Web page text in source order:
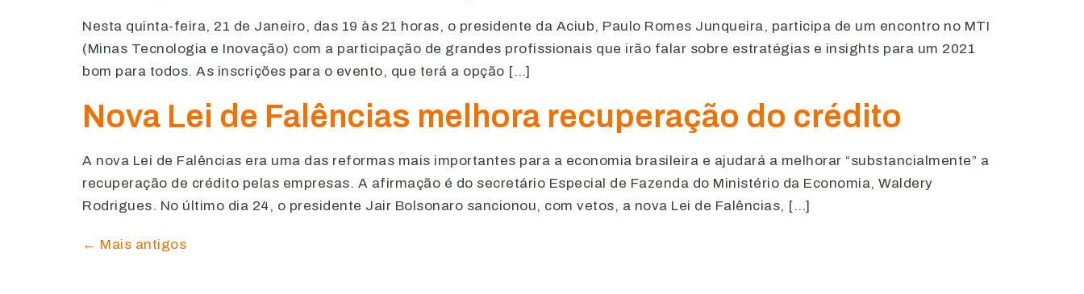
Nesta quinta-feira, 21 de Janeiro, das 19 às 21 horas, o presidente da Aciub, Paulo Romes Junqueira, participa de um encontro no MTI
(Minas Tecnologia e Inovação) com a participação de grandes profissionais que irão falar sobre estratégias e insights para um 2021
bom para todos. As inscrições para o evento, que terá a opção […]
Nova Lei de Falências melhora recuperação do crédito
A nova Lei de Falências era uma das reformas mais importantes para a economia brasileira e ajudará a melhorar “substancialmente” a
recuperação de crédito pelas empresas. A afirmação é do secretário Especial de Fazenda do Ministério da Economia, Waldery
Rodrigues. No último dia 24, o presidente Jair Bolsonaro sancionou, com vetos, a nova Lei de Falências, […]
← Mais antigos